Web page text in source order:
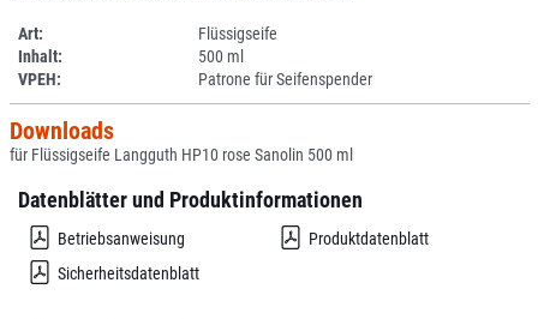
Art:
Flüssigseife
Inhalt:
500 ml
VPEH:
Patrone für Seifenspender
Downloads
für Flüssigseife Langguth HP10 rose Sanolin 500 ml
Datenblätter und Produktinformationen
Betriebsanweisung
Produktdatenblatt
Sicherheitsdatenblatt